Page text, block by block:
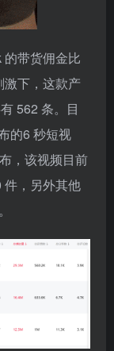
带货佣金比
激下，这款产
562 条。目
的6 秒短视
，该视频目前
件，另外其他